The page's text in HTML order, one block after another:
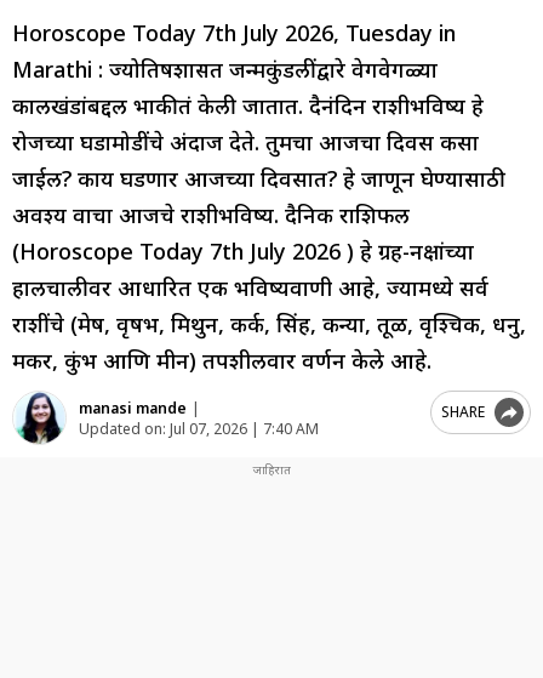
Horoscope Today 7th July 2026, Tuesday in
Marathi : ज्योतिषशास्त्रात जन्मकुंडलींद्वारे वेगवेगळ्या
कालखंडांबद्दल भाकीतं केली जातात. दैनंदिन राशीभविष्य हे
रोजच्या घडामोडींचे अंदाज देते. तुमचा आजचा दिवस कसा
जाईल? काय घडणार आजच्या दिवसात? हे जाणून घेण्यासाठी
अवश्य वाचा आजचे राशीभविष्य. दैनिक राशिफल
(Horoscope Today 7th July 2026 ) हे ग्रह-नक्षत्रांच्या
हालचालीवर आधारित एक भविष्यवाणी आहे, ज्यामध्ये सर्व
राशींचे (मेष, वृषभ, मिथुन, कर्क, सिंह, कन्या, तूळ, वृश्चिक, धनु,
मकर, कुंभ आणि मीन) तपशीलवार वर्णन केले आहे.
manasi mande |
Updated on: Jul 07, 2026 | 7:40 AM
SHARE